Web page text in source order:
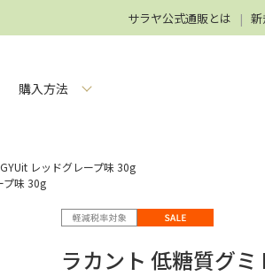
サラヤ公式通販とは
購入方法
レッドグレープ味 30g
プ味 30g
ラカント 低糖質グ